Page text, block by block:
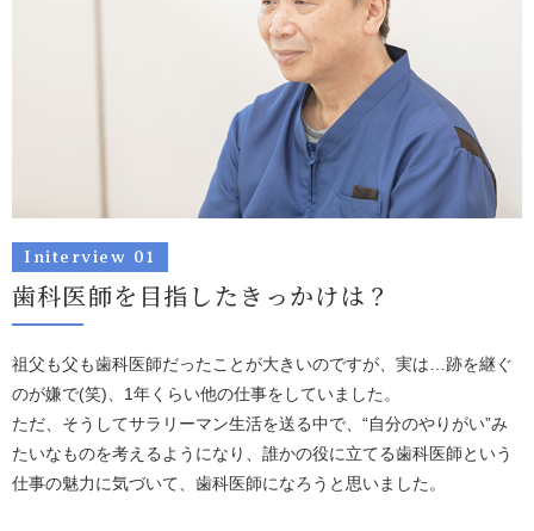
Initerview 01
歯科医師を目指したきっかけは？
祖父も父も歯科医師だったことが大きいのですが、実は…跡を継ぐ
のが嫌で(笑)、1年くらい他の仕事をしていました。
ただ、そうしてサラリーマン生活を送る中で、“自分のやりがい”み
たいなものを考えるようになり、誰かの役に立てる歯科医師という
仕事の魅力に気づいて、歯科医師になろうと思いました。